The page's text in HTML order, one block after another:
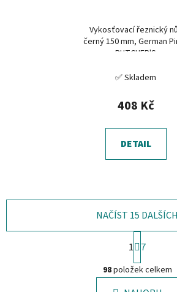
Vykosťovací řeznický
černý 150 mm, German
BUTCHER'S
✅ Skladem
408 Kč
DETAIL
O
v
l
NAČÍST 15 DALŠÍCH
S
t
r
á
n
1 7
98položek celkem